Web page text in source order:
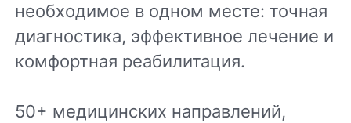
необходимое в одном месте: точная
диагностика, эффективное лечение и
комфортная реабилитация.
50+ медицинских направлений,